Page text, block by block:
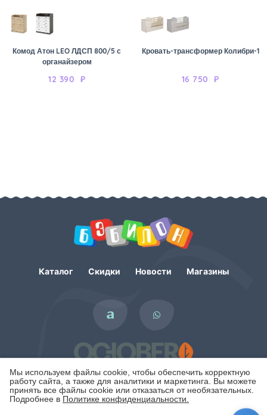
Мы используем файлы cookie, чтобы обеспечить корректную
работу сайта, а также для аналитики и маркетинга. Вы можете
принять все файлы cookie или отказаться от необязательных.
Подробнее в Политике конфиденциальности.
Комод Атон LEO ЛДСП 800/5 с
органайзером
12 390 ₽
Кровать-трансформер Колибри-1
16 750 ₽
Каталог Скидки Новости Магазины
Политика конфиденциальности